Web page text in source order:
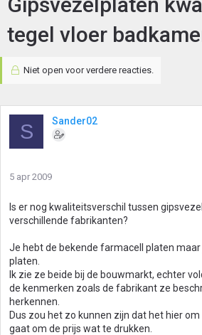
tegel vloer
Niet open voor verdere reacties.
S Sander02
5 apr 2009
Is er nog kwaliteitsverschil tussen
verschillende fabrikanten?
Je hebt de bekende farmacell platen
platen.
Ik zie ze beide bij de bouwmarkt, echter
de kenmerken zoals de fabrikant ze
herkennen.
Dus zou het zo kunnen zijn dat het hier
gaat om de prijs wat te drukken.